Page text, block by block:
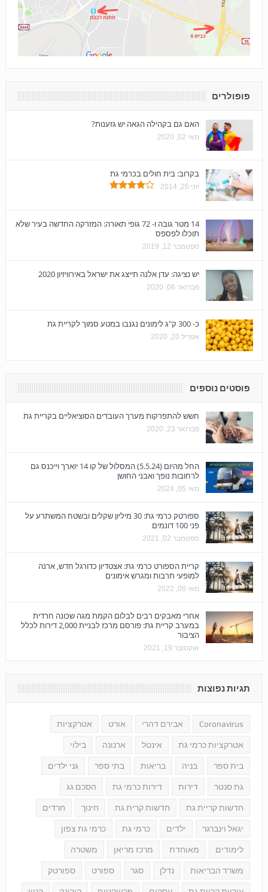
פופולרים
האם גם בקהילה הגאה יש גזענות?
מאי 02, 2020
בקרוב: בית חולים בכרמי גת
יוני 26, 2014
14 מטר גובה ו- 72 גופי תאורה: המזרקה החדשה בעיר שלא
תוכלו לפספס
ספטמבר 12, 2019
יש נציגה: עדן אלנה תייצג את ישראל באירוויזיון 2020
פברואר 06, 2020
כ- 300 ק"ג לימונים נגנבו במטע סמוך לקריית גת
אפריל 20, 2020
פוסטים נוספים
חשש להתפרקות מערך העובדים הסוציאליים בקריית גת
פברואר 23, 2020
החל מהיום (5.5.24) המסלול של קו 14 יוארך וייכנס גם
לרחובות נופך ואבני החושן
מאי 05, 2024
ספורטק כרמי גת: 30 מיליון שקלים ובשטח המשתרע על
פני 100 דונמים
ספטמבר 02, 2021
קריית הספורט כרמי גת: אצטדיון כדורגל חדש, ארנה
למופעי תרבות ומגרש אימונים
מאי 08, 2022
אחרי מאבקים רבים לבלום הקמת מגה שכונה חרדית
במערב קריית גת: פורסם מרכז לבניית 2,000 דירות לכלל
הציבור
אוקטובר 19, 2021
תגיות נפוצות
Coronavirus אבירם דהרי אורט אטרקציות
אטרקציות כרמי גת אינטל ארנונה בילוי
בית ספר בניה בריאות בתי ספר גני ילדים
גת סנטר דירות דירות כרמי גת הסכם גג
חדשות קריית גת חדשות קרית גת חינוך חרדים
יגאל וינברגר ילדים כרמי גת כרמי גת צפון
לימודים מאוחדת מרכז מריאן משטרה
משרד הבריאות נדלן סגר ספורט ספורטק